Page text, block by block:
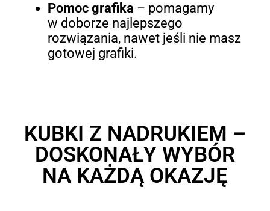
Pomoc grafika – pomagamy
w doborze najlepszego
rozwiązania, nawet jeśli nie masz
gotowej grafiki.
KUBKI Z NADRUKIEM –
DOSKONAŁY WYBÓR
NA KAŻDĄ OKAZJĘ